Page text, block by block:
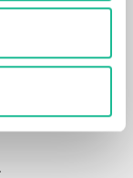
化